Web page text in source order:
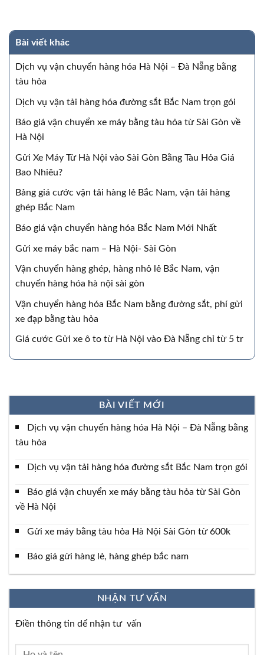
Bài viết khác
Dịch vụ vận chuyển hàng hóa Hà Nội – Đà Nẵng bằng
tàu hỏa
Dịch vụ vận tải hàng hóa đường sắt Bắc Nam trọn gói
Báo giá vận chuyển xe máy bằng tàu hỏa từ Sài Gòn về
Hà Nội
Gửi Xe Máy Từ Hà Nội vào Sài Gòn Bằng Tàu Hỏa Giá
Bao Nhiêu?
Bảng giá cước vận tải hàng lẻ Bắc Nam, vận tải hàng
ghép Bắc Nam
Báo giá vận chuyển hàng hóa Bắc Nam Mới Nhất
Gửi xe máy bắc nam – Hà Nội- Sài Gòn
Vận chuyển hàng ghép, hàng nhỏ lẻ Bắc Nam, vận
chuyển hàng hóa hà nội sài gòn
Vận chuyển hàng hóa Bắc Nam bằng đường sắt, phí gửi
xe đạp bằng tàu hỏa
Giá cước Gửi xe ô to từ Hà Nội vào Đà Nẵng chỉ từ 5 tr
BÀI VIẾT MỚI
Dịch vụ vận chuyển hàng hóa Hà Nội – Đà Nẵng bằng
tàu hỏa
Dịch vụ vận tải hàng hóa đường sắt Bắc Nam trọn gói
Báo giá vận chuyển xe máy bằng tàu hỏa từ Sài Gòn
về Hà Nội
Gửi xe máy bằng tàu hỏa Hà Nội Sài Gòn từ 600k
Báo giá gửi hàng lẻ, hàng ghép bắc nam
NHẬN TƯ VẤN
Điền thông tin dể nhận tư vấn